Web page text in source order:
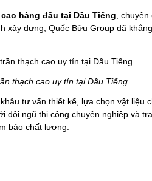
hàng đầu tại Dầu Tiếng ,
dựng, Quốc Bửu Group đã
thạch cao uy tín tại Dầu Tiếng
tư vấn thiết kế, lựa chọn vật liệu
ngũ thi công chuyên nghiệp và
bảo chất lượng.